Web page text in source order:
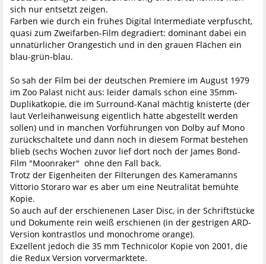
sich nur entsetzt zeigen.
Farben wie durch ein frühes Digital Intermediate verpfuscht,
quasi zum Zweifarben-Film degradiert: dominant dabei ein
unnatürlicher Orangestich und in den grauen Flächen ein
blau-grün-blau.
So sah der Film bei der deutschen Premiere im August 1979
im Zoo Palast nicht aus: leider damals schon eine 35mm-
Duplikatkopie, die im Surround-Kanal mächtig knisterte (der
laut Verleihanweisung eigentlich hätte abgestellt werden
sollen) und in manchen Vorführungen von Dolby auf Mono
zurückschaltete und dann noch in diesem Format bestehen
blieb (sechs Wochen zuvor lief dort noch der James Bond-
Film "Moonraker" ohne den Fall back.
Trotz der Eigenheiten der Filterungen des Kameramanns
Vittorio Storaro war es aber um eine Neutralität bemühte
Kopie.
So auch auf der erschienenen Laser Disc, in der Schriftstücke
und Dokumente rein weiß erschienen (in der gestrigen ARD-
Version kontrastlos und monochrome orange).
Exzellent jedoch die 35 mm Technicolor Kopie von 2001, die
die Redux Version vorvermarktete.